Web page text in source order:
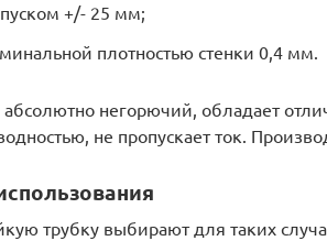
+/- 25 мм;
плотностью стенки 0,4 мм.
негорючий, обладает
не пропускает ток.
трубку выбирают для таких